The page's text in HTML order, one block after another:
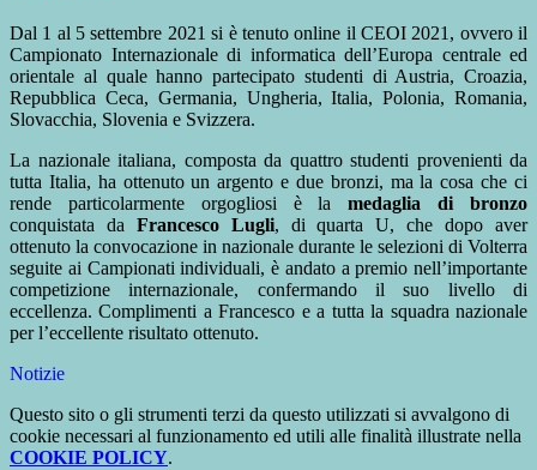
Dal 1 al 5 settembre 2021 si è tenuto online il CEOI 2021, ovvero il
Campionato Internazionale di informatica dell’Europa centrale ed
orientale al quale hanno partecipato studenti di Austria, Croazia,
Repubblica Ceca, Germania, Ungheria, Italia, Polonia, Romania,
Slovacchia, Slovenia e Svizzera.
La nazionale italiana, composta da quattro studenti provenienti da
tutta Italia, ha ottenuto un argento e due bronzi, ma la cosa che ci
rende particolarmente orgogliosi è lamedaglia di bronzo
conquistata da Francesco Lugli, di quarta U, che dopo aver
ottenuto la convocazione in nazionale durante le selezioni di Volterra
seguite ai Campionati individuali, è andato a premio nell’importante
competizione internazionale, confermando il suo livello di
eccellenza. Complimenti a Francesco e a tutta la squadra nazionale
per l’eccellente risultato ottenuto.
Notizie
Questo sito o gli strumenti terzi da questo utilizzati si avvalgono di
cookie necessari al funzionamento ed utili alle finalità illustrate nella
COOKIE POLICY.